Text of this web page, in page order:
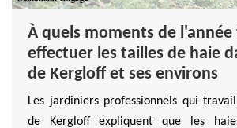
À quels moments de l'année
effectuer les tailles de haie
de Kergloff et ses environs
Les jardiniers professionnels qui
de Kergloff expliquent que les